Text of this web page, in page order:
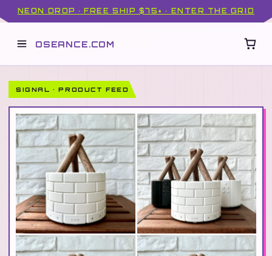
NEON DROP · FREE SHIP $75+ · ENTER THE GRID
OSEANCE.COM
SIGNAL · PRODUCT FEED